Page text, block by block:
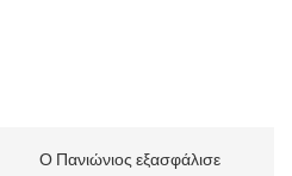
Ο Πανιώνιος εξασφάλισε